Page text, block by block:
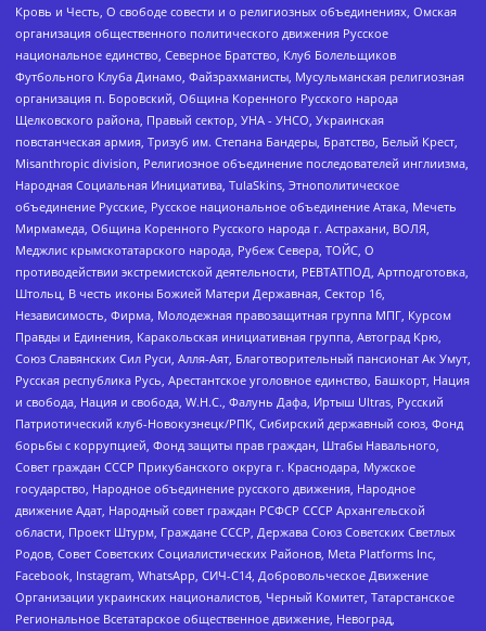
Кровь и Честь, О свободе совести и о религиозных объединениях, Омская
организация общественного политического движения Русское
национальное единство, Северное Братство, Клуб Болельщиков
Футбольного Клуба Динамо, Файзрахманисты, Мусульманская религиозная
организация п. Боровский, Община Коренного Русского народа
Щелковского района, Правый сектор, УНА - УНСО, Украинская
повстанческая армия, Тризуб им. Степана Бандеры, Братство, Белый Крест,
Misanthropic division, Религиозное объединение последователей инглиизма,
Народная Социальная Инициатива, TulaSkins, Этнополитическое
объединение Русские, Русское национальное объединение Атака, Мечеть
Мирмамеда, Община Коренного Русского народа г. Астрахани, ВОЛЯ,
Меджлис крымскотатарского народа, Рубеж Севера, ТОЙС, О
противодействии экстремистской деятельности, РЕВТАТПОД, Артподготовка,
Штольц, В честь иконы Божией Матери Державная, Сектор 16,
Независимость, Фирма, Молодежная правозащитная группа МПГ, Курсом
Правды и Единения, Каракольская инициативная группа, Автоград Крю,
Союз Славянских Сил Руси, Алля-Аят, Благотворительный пансионат Ак Умут,
Русская республика Русь, Арестантское уголовное единство, Башкорт, Нация
и свобода, Нация и свобода, W.H.С., Фалунь Дафа, Иртыш Ultras, Русский
Патриотический клуб-Новокузнецк/РПК, Сибирский державный союз, Фонд
борьбы с коррупцией, Фонд защиты прав граждан, Штабы Навального,
Совет граждан СССР Прикубанского округа г. Краснодара, Мужское
государство, Народное объединение русского движения, Народное
движение Адат, Народный совет граждан РСФСР СССР Архангельской
области, Проект Штурм, Граждане СССР, Держава Союз Советских Светлых
Родов, Совет Советских Социалистических Районов, Meta Platforms Inc,
Facebook, Instagram, WhatsApp, СИЧ-С14, Добровольческое Движение
Организации украинских националистов, Черный Комитет, Татарстанское
Региональное Всетатарское общественное движение, Невоград,